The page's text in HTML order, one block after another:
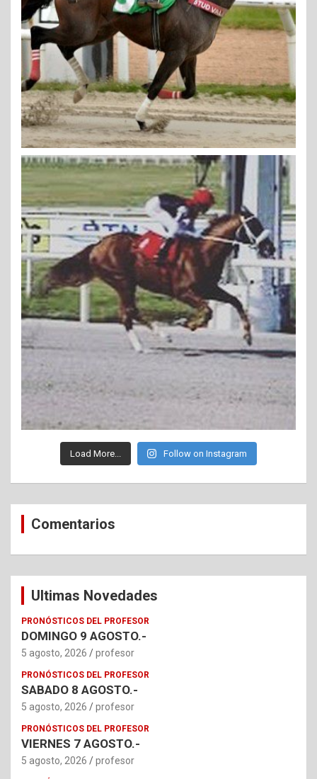
Load More... Follow on Instagram
Comentarios
Ultimas Novedades
PRONÓSTICOS DEL PROFESOR
DOMINGO 9 AGOSTO.-
5 agosto, 2026 profesor
PRONÓSTICOS DEL PROFESOR
SABADO 8 AGOSTO.-
5 agosto, 2026 profesor
PRONÓSTICOS DEL PROFESOR
VIERNES 7 AGOSTO.-
5 agosto, 2026 profesor